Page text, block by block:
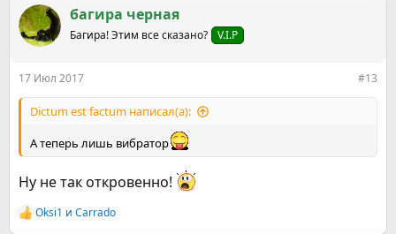
к
ц
и
багира черная
Багира! Этим все сказано? V.I.P
17 Июл 2017 #13
Dictum est factum написал(а):
А теперь лишь вибратор
Ну не так откровенно!
Р
Оksi1 и Carrado